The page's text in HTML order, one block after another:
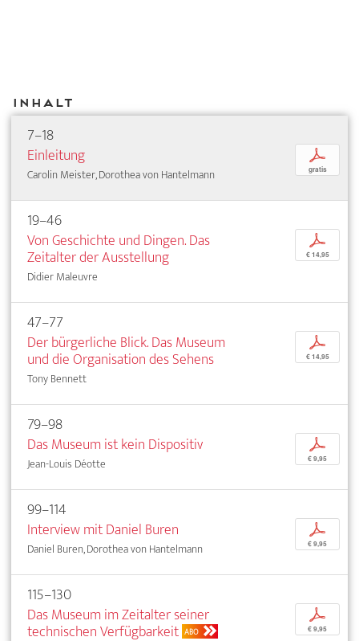
Inhalt
7–18
Einleitung
Carolin Meister, Dorothea von Hantelmann
p
gratis
19–46
Von Geschichte und Dingen. Das
Zeitalter der Ausstellung
Didier Maleuvre
p
€ 14,95
47–77
Der bürgerliche Blick. Das Museum
und die Organisation des Sehens
Tony Bennett
p
€ 14,95
79–98
Das Museum ist kein Dispositiv
Jean-Louis Déotte
p
€ 9,95
99–114
Interview mit Daniel Buren
Daniel Buren, Dorothea von Hantelmann
p
€ 9,95
115–130
Das Museum im Zeitalter seiner
technischen Verfügbarkeit ABO
p
€ 9,95